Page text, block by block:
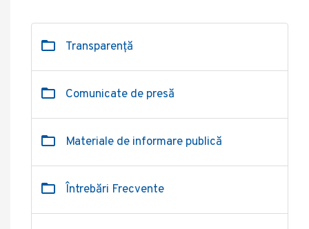
Transparență
Comunicate de presă
Materiale de informare publică
Întrebări Frecvente